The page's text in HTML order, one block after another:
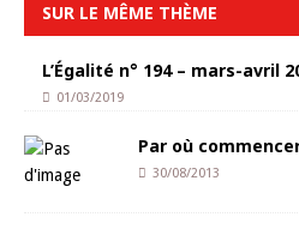
SUR LE MÊME THÈME
L’Égalité n° 194 – mars-avril
01/03/2019
Par où
30/08/2013